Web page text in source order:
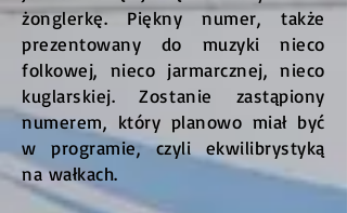
żonglerkę. Piękny numer, także
prezentowany do muzyki nieco
folkowej, nieco jarmarcznej, nieco
kuglarskiej. Zostanie zastąpiony
numerem, który planowo miał być
w programie, czyli ekwilibrystyką
na wałkach.